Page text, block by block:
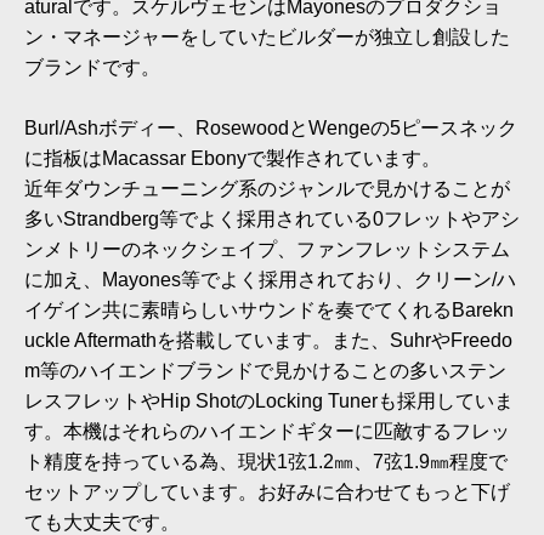
aturalです。スケルヴェセンはMayonesのプロダクショ
ン・マネージャーをしていたビルダーが独立し創設した
ブランドです。
Burl/Ashボディー、RosewoodとWengeの5ピースネック
に指板はMacassar Ebonyで製作されています。
近年ダウンチューニング系のジャンルで見かけることが
多いStrandberg等でよく採用されている0フレットやアシ
ンメトリーのネックシェイプ、ファンフレットシステム
に加え、Mayones等でよく採用されており、クリーン/ハ
イゲイン共に素晴らしいサウンドを奏でてくれるBarekn
uckle Aftermathを搭載しています。また、SuhrやFreedo
m等のハイエンドブランドで見かけることの多いステン
レスフレットやHip ShotのLocking Tunerも採用していま
す。本機はそれらのハイエンドギターに匹敵するフレッ
ト精度を持っている為、現状1弦1.2㎜、7弦1.9㎜程度で
セットアップしています。お好みに合わせてもっと下げ
ても大丈夫です。